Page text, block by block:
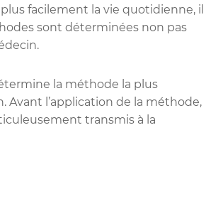
facilement la vie quotidienne, il
sont déterminées non pas
la méthode la plus
Avant l’application de la méthode,
transmis à la